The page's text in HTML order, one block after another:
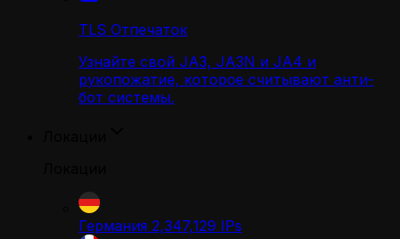
TLS Отпечаток
Узнайте свой JA3, JA3N и JA4 и
рукопожатие, которое считывают анти-
бот системы.
Германия 2,347,129 IPs